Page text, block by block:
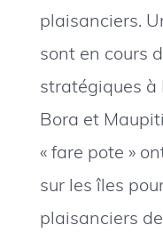
plaisanciers.
sont en cours
stratégiques à
Bora et
« fare pote »
sur les îles
plaisanciers